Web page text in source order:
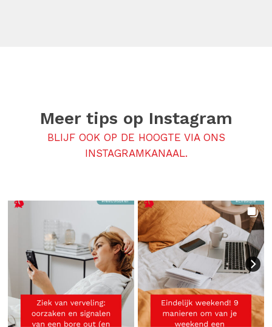
Meer tips op Instagram
BLIJF OOK OP DE HOOGTE VIA ONS
INSTAGRAMKANAAL.